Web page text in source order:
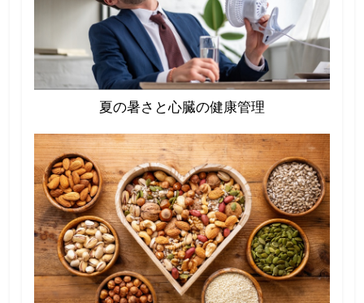
夏の暑さと心臓の健康管理